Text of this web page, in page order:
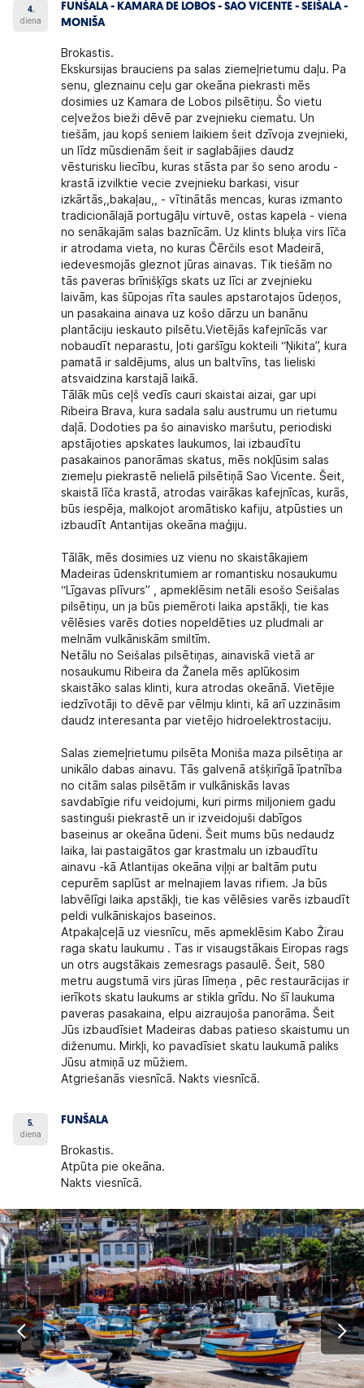
4.
diena
FUNŠALA - KAMARA DE LOBOS - SAO VICENTE - SEIŠALA -
MONIŠA
Brokastis.
Ekskursijas brauciens pa salas ziemeļrietumu daļu. Pa
senu, gleznainu ceļu gar okeāna piekrasti mēs
dosimies uz Kamara de Lobos pilsētiņu. Šo vietu
ceļvežos bieži dēvē par zvejnieku ciematu. Un
tiešām, jau kopš seniem laikiem šeit dzīvoja zvejnieki,
un līdz mūsdienām šeit ir saglabājies daudz
vēsturisku liecību, kuras stāsta par šo seno arodu -
krastā izvilktie vecie zvejnieku barkasi, visur
izkārtās,,bakaļau,, - vītinātās mencas, kuras izmanto
tradicionālajā portugāļu virtuvē, ostas kapela - viena
no senākajām salas baznīcām. Uz klints bluķa virs līča
ir atrodama vieta, no kuras Čērčils esot Madeirā,
iedevesmojās gleznot jūras ainavas. Tik tiešām no
tās paveras brīnišķīgs skats uz līci ar zvejnieku
laivām, kas šūpojas rīta saules apstarotajos ūdeņos,
un pasakaina ainava uz košo dārzu un banānu
plantāciju ieskauto pilsētu.Vietējās kafejnīcās var
nobaudīt neparastu, ļoti garšīgu kokteili “Ņikita”, kura
pamatā ir saldējums, alus un baltvīns, tas lieliski
atsvaidzina karstajā laikā.
Tālāk mūs ceļš vedīs cauri skaistai aizai, gar upi
Ribeira Brava, kura sadala salu austrumu un rietumu
daļā. Dodoties pa šo ainavisko maršutu, periodiski
apstājoties apskates laukumos, lai izbaudītu
pasakainos panorāmas skatus, mēs nokļūsim salas
ziemeļu piekrastē nelielā pilsētiņā Sao Vicente. Šeit,
skaistā līča krastā, atrodas vairākas kafejnīcas, kurās,
būs iespēja, malkojot aromātisko kafiju, atpūsties un
izbaudīt Antantijas okeāna maģiju.
Tālāk, mēs dosimies uz vienu no skaistākajiem
Madeiras ūdenskritumiem ar romantisku nosaukumu
“Līgavas plīvurs” , apmeklēsim netāli esošo Seišalas
pilsētiņu, un ja būs piemēroti laika apstākļi, tie kas
vēlēsies varēs doties nopeldēties uz pludmali ar
melnām vulkāniskām smiltīm.
Netālu no Seišalas pilsētiņas, ainaviskā vietā ar
nosaukumu Ribeira da Žanela mēs aplūkosim
skaistāko salas klinti, kura atrodas okeānā. Vietējie
iedzīvotāji to dēvē par vēlmju klinti, kā arī uzzināsim
daudz interesanta par vietējo hidroelektrostaciju.
Salas ziemeļrietumu pilsēta Moniša maza pilsētiņa ar
unikālo dabas ainavu. Tās galvenā atšķirīgā īpatnība
no citām salas pilsētām ir vulkāniskās lavas
savdabīgie rifu veidojumi, kuri pirms miljoniem gadu
sastinguši piekrastē un ir izveidojuši dabīgos
baseinus ar okeāna ūdeni. Šeit mums būs nedaudz
laika, lai pastaigātos gar krastmalu un izbaudītu
ainavu -kā Atlantijas okeāna viļņi ar baltām putu
cepurēm saplūst ar melnajiem lavas rifiem. Ja būs
labvēlīgi laika apstākļi, tie kas vēlēsies varēs izbaudīt
peldi vulkāniskajos baseinos.
Atpakaļceļā uz viesnīcu, mēs apmeklēsim Kabo Žirau
raga skatu laukumu . Tas ir visaugstākais Eiropas rags
un otrs augstākais zemesrags pasaulē. Šeit, 580
metru augstumā virs jūras līmeņa , pēc restaurācijas ir
ierīkots skatu laukums ar stikla grīdu. No šī laukuma
paveras pasakaina, elpu aizraujoša panorāma. Šeit
Jūs izbaudīsiet Madeiras dabas patieso skaistumu un
diženumu. Mirkļi, ko pavadīsiet skatu laukumā paliks
Jūsu atmiņā uz mūžiem.
Atgriešanās viesnīcā. Nakts viesnīcā.
5.
diena
FUNŠALA
Brokastis.
Atpūta pie okeāna.
Nakts viesnīcā.